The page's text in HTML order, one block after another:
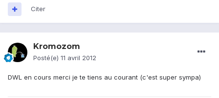
Citer
Kromozom
Posté(e) 11 avril 2012
DWL en cours merci je te tiens au courant (c'est super sympa)